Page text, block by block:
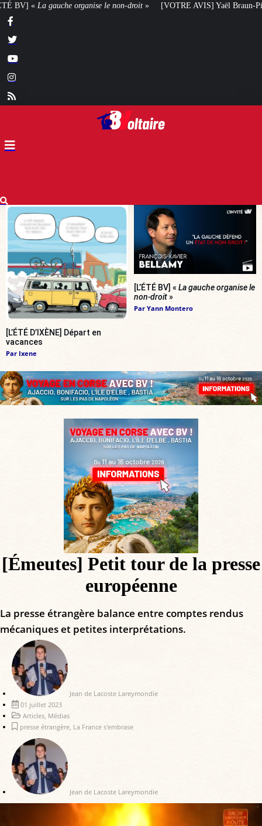
droit» [VOTRE AVIS] Yaël Braun-Pivet doit-elle renoncer à son projet
[L’ÉTÉ D’IXÈNE] Départ en
vacances
Par Ixene
[L’ÉTÉ BV] « La gauche organise le
non-droit»
Par Yann Montero
[Émeutes] Petit tour de la presse
européenne
La presse étrangère balance entre comptes rendus
mécaniques et petites interprétations.
Jean de Lacoste Lareymondie
01 juillet 2023
Articles, Médias
presse étrangère, La France s'embrase
Jean de Lacoste Lareymondie